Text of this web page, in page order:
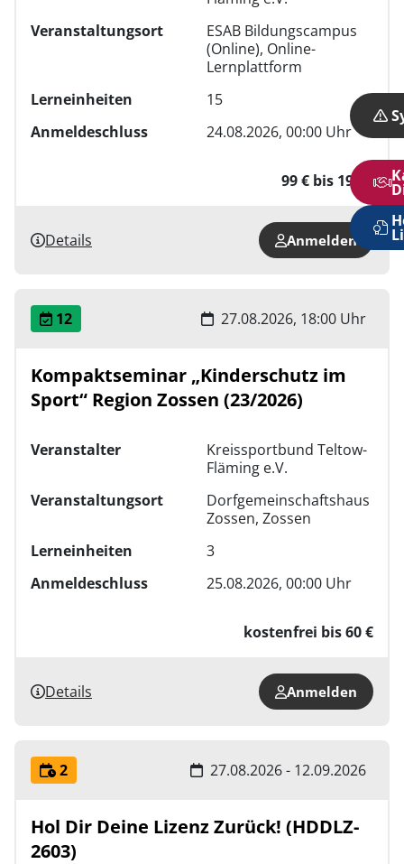
Veranstaltungsort
ESAB Bildungscampus
(Online), Online-
Lernplattform
Lerneinheiten
15
Anmeldeschluss
24.08.2026, 00:00 Uhr
99 € bis 199 €
Details Anmelden
12 27.08.2026, 18:00 Uhr
Kompaktseminar „Kinderschutz im
Sport“ Region Zossen (23/2026)
Veranstalter
Kreissportbund Teltow-
Fläming e.V.
Veranstaltungsort
Dorfgemeinschaftshaus
Zossen, Zossen
Lerneinheiten
3
Anmeldeschluss
25.08.2026, 00:00 Uhr
kostenfrei bis 60 €
Details Anmelden
2 27.08.2026 - 12.09.2026
Hol Dir Deine Lizenz Zurück! (HDDLZ-
2603)